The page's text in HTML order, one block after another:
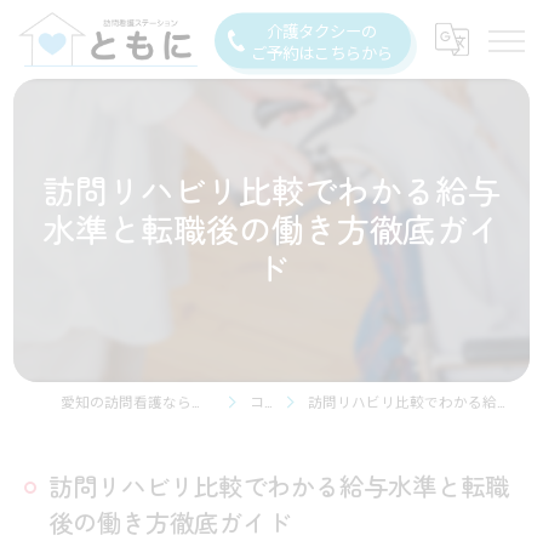
介護タクシーの
ご予約はこちらから
訪問リハビリ比較でわかる給与
水準と転職後の働き方徹底ガイ
ド
コラム 訪問リハビリ比較でわかる給与水準と転職後の働き方徹底ガイド
訪問リハビリ比較でわかる給与水準と転職
後の働き方徹底ガイド